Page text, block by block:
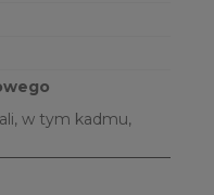
w tym kadmu,